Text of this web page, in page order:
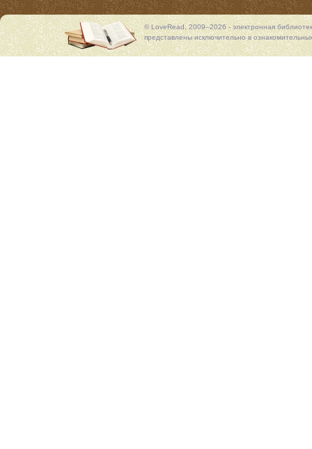
© LoveRead, 2009–2026 - электронная
представлены исключительно в